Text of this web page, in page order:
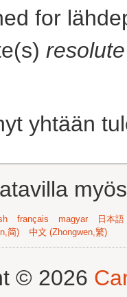
for
resolute
yhtään
français magyar
日本
简) 中文 (Zhongwen,繁)
© 2026